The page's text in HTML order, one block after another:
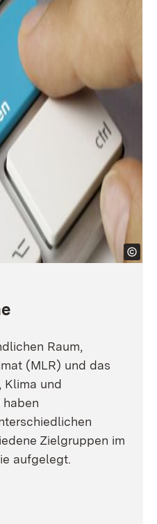
Raum,
(MLR) und das
Klima und
Zielgruppen im
aufgelegt.